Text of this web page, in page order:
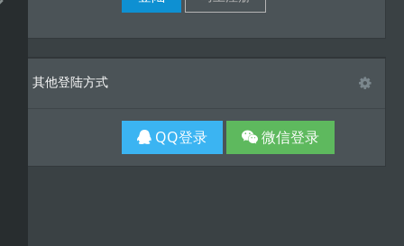
其他登陆方式
QQ登录 微信登录